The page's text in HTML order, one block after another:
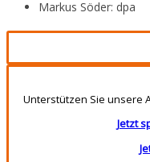
Markus Söder: dpa
Unterstützen Sie unsere
Jetzt